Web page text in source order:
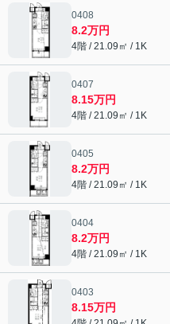
0408
8.2万円
4階 / 21.09㎡ / 1K
0407
8.15万円
4階 / 21.09㎡ / 1K
0405
8.2万円
4階 / 21.09㎡ / 1K
0404
8.2万円
4階 / 21.09㎡ / 1K
0403
8.15万円